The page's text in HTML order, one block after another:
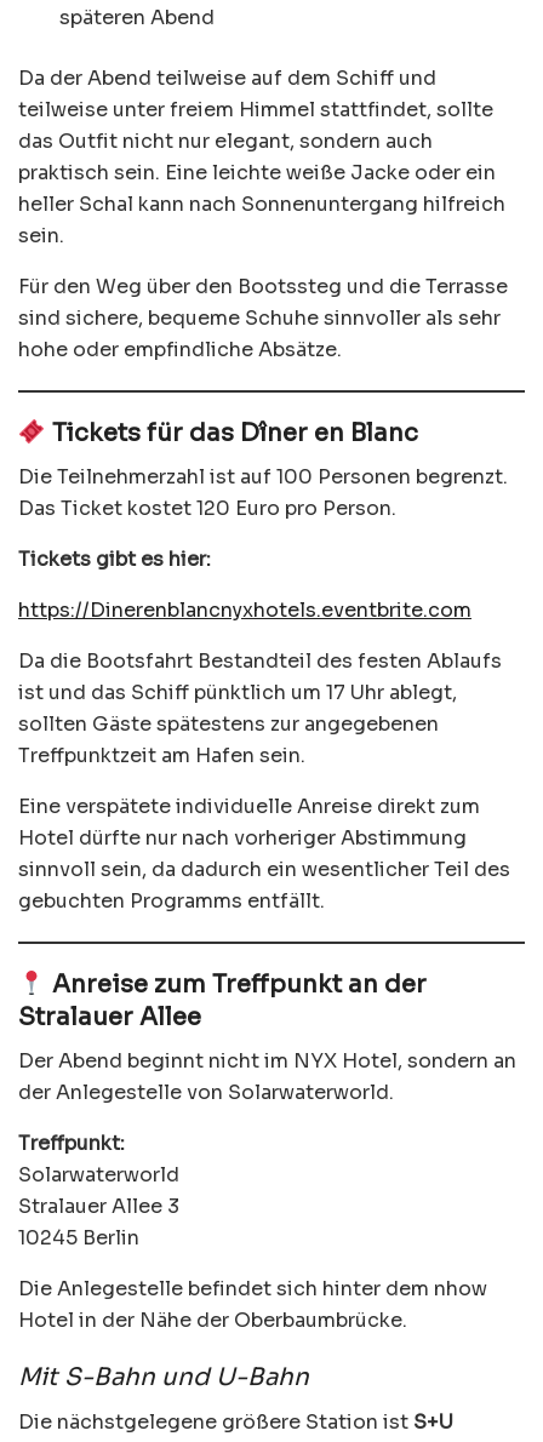
späteren Abend
Da der Abend teilweise auf dem Schiff und
teilweise unter freiem Himmel stattfindet, sollte
das Outfit nicht nur elegant, sondern auch
praktisch sein. Eine leichte weiße Jacke oder ein
heller Schal kann nach Sonnenuntergang hilfreich
sein.
Für den Weg über den Bootssteg und die Terrasse
sind sichere, bequeme Schuhe sinnvoller als sehr
hohe oder empfindliche Absätze.
Tickets für das Dîner en Blanc
Die Teilnehmerzahl ist auf 100 Personen begrenzt.
Das Ticket kostet 120 Euro pro Person.
Tickets gibt es hier:
https://Dinerenblancnyxhotels.eventbrite.com
Da die Bootsfahrt Bestandteil des festen Ablaufs
ist und das Schiff pünktlich um 17 Uhr ablegt,
sollten Gäste spätestens zur angegebenen
Treffpunktzeit am Hafen sein.
Eine verspätete individuelle Anreise direkt zum
Hotel dürfte nur nach vorheriger Abstimmung
sinnvoll sein, da dadurch ein wesentlicher Teil des
gebuchten Programms entfällt.
Anreise zum Treffpunkt an der
Stralauer Allee
Der Abend beginnt nicht im NYX Hotel, sondern an
der Anlegestelle von Solarwaterworld.
Treffpunkt:
Solarwaterworld
Stralauer Allee 3
10245 Berlin
Die Anlegestelle befindet sich hinter dem nhow
Hotel in der Nähe der Oberbaumbrücke.
Mit S-Bahn und U-Bahn
Die nächstgelegene größere Station ist S+U